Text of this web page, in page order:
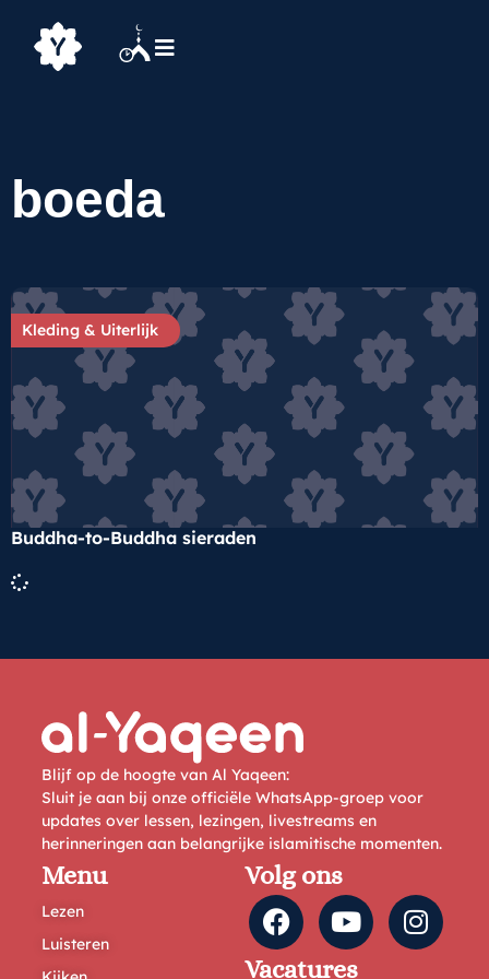
boeda
Kleding & Uiterlijk
Buddha-to-Buddha sieraden
Blijf op de hoogte van Al Yaqeen:
Sluit je aan bij onze officiële WhatsApp-groep voor
updates over lessen, lezingen, livestreams en
herinneringen aan belangrijke islamitische momenten.
Menu
Lezen
Luisteren
Volg ons
Vacatures